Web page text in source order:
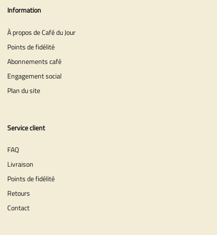
Information
À propos de Café du Jour
Points de fidélité
Abonnements café
Engagement social
Plan du site
Service client
FAQ
Livraison
Points de fidélité
Retours
Contact